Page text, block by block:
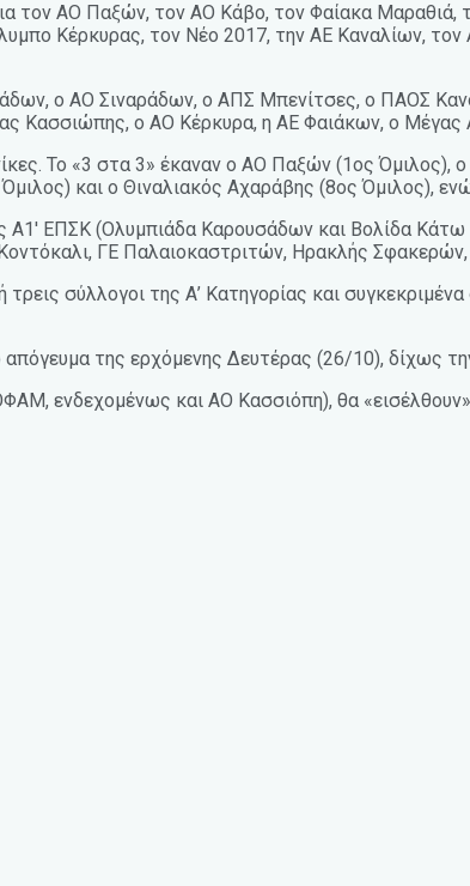
τον ΑΟ Παξών, τον ΑΟ Κάβο, τον Φαίακα Μαραθιά,
Κέρκυρας, τον Νέο 2017, την ΑΕ Καναλίων,
ο ΑΟ Σιναράδων, ο ΑΠΣ Μπενίτσες, ο ΠΑΟΣ
Κασσιώπης, ο ΑΟ Κέρκυρα, η ΑΕ Φαιάκων, ο Μέγας
Το «3 στα 3» έκαναν ο ΑΟ Παξών (1ος
και ο Θιναλιακός Αχαράβης (8ος Όμιλος),
Α1′ ΕΠΣΚ (Ολυμπιάδα Καρουσάδων και Βολίδα
ΓΕ Παλαιοκαστριτών, Ηρακλής
σύλλογοι της Α’ Κατηγορίας και
απόγευμα της ερχόμενης Δευτέρας (26/10),
ενδεχομένως και ΑΟ Κασσιόπη), θα